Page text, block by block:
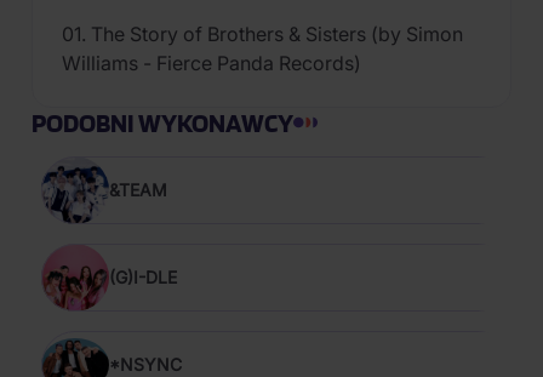
01. The Story of Brothers & Sisters (by Simon
Williams - Fierce Panda Records)
PODOBNI WYKONAWCY
&TEAM
(G)I-DLE
*NSYNC